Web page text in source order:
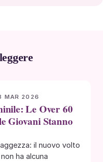
MAR 2026
Le Over 60
Giovani Stanno
il nuovo volto
ha alcuna